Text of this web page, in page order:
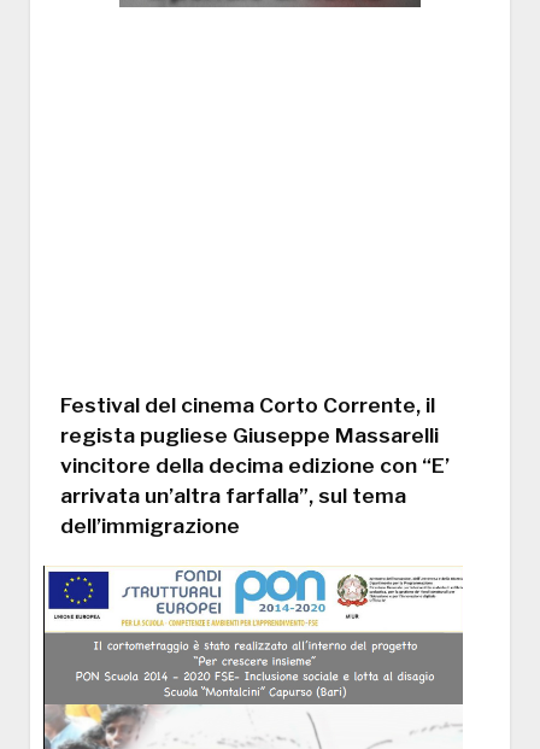
Festival del cinema Corto Corrente, il
regista pugliese Giuseppe Massarelli
vincitore della decima edizione con “E’
arrivata un’altra farfalla”, sul tema
dell’immigrazione